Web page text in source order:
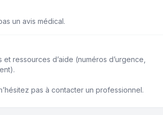
un avis médical.
ressources d’aide (numéros d’urgence,
pas à contacter un professionnel.